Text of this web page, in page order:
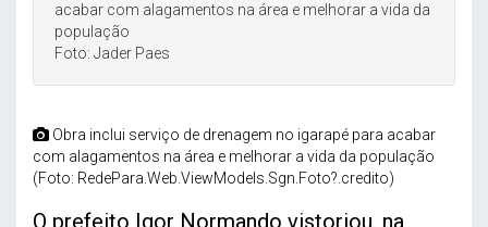
acabar com alagamentos na área e melhorar a vida da
população
Foto: Jader Paes
Obra inclui serviço de drenagem no igarapé para acabar
com alagamentos na área e melhorar a vida da população
(Foto: RedePara.Web.ViewModels.Sgn.Foto?.credito)